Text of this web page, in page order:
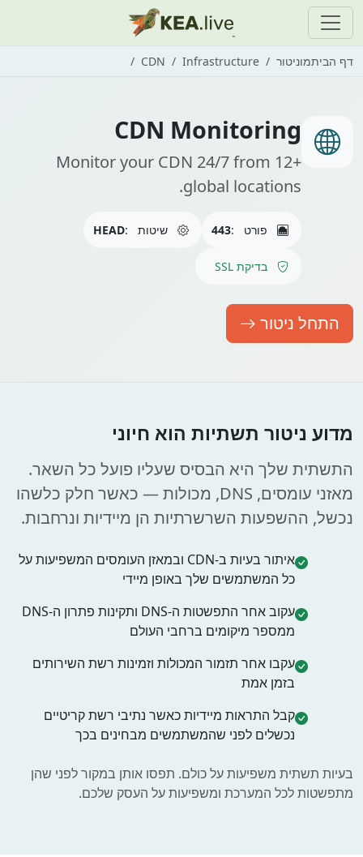
דף הביתמוניטור Infrastructure
CDN
CDN Monitoring
Monitor your CDN 24/7 from 12+
global locations.
פורט :
443 שיטות :
HEAD
בדיקת SSL
התחל ניטור
מדוע ניטור תשתיות הוא חיוני
התשתית שלך היא הבסיס שעליו פועל כל השאר.
מאזני עומסים, DNS, מכולות — כאשר חלק כלשהו
נכשל, ההשפעות השרשרתיות הן מיידיות ונרחבות.
איתור בעיות ב-CDN ובמאזן העומסים המשפיעות על
כל המשתמשים שלך באופן מיידי
עקוב אחר התפשטות ה-DNS ותקינות פתרון ה-DNS
ממספר מיקומים ברחבי העולם
עקבו אחר תזמור המכולות וזמינות רשת השירותים
בזמן אמת
קבל התראות מיידיות כאשר נתיבי רשת קריטיים
נכשלים לפני שהמשתמשים מבחינים בכך
בעיות תשתית משפיעות על כולם. תפסו אותן במקור לפני שהן
מתפשטות לכל המערכת ומשפיעות על העסק שלכם.